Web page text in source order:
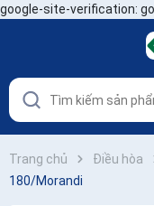
google-site-verification:
Trang chủ Điều hòa
180/Morandi